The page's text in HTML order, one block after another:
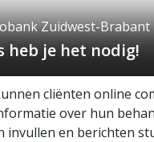
Zuidwest-Brabant
heb je het nodig!
cliënten online
over hun
invullen en berichten